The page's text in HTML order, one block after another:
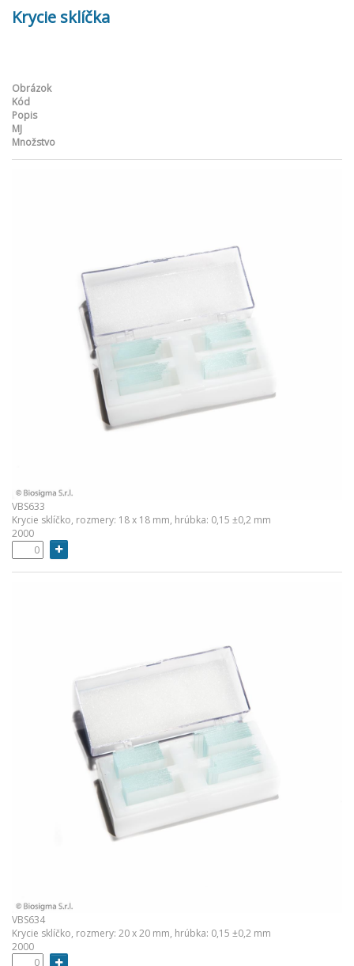
Krycie sklíčka
Obrázok
Kód
Popis
MJ
Množstvo
VBS633
Krycie sklíčko, rozmery: 18 x 18 mm, hrúbka: 0,15 ±0,2 mm
2000
VBS634
Krycie sklíčko, rozmery: 20 x 20 mm, hrúbka: 0,15 ±0,2 mm
2000